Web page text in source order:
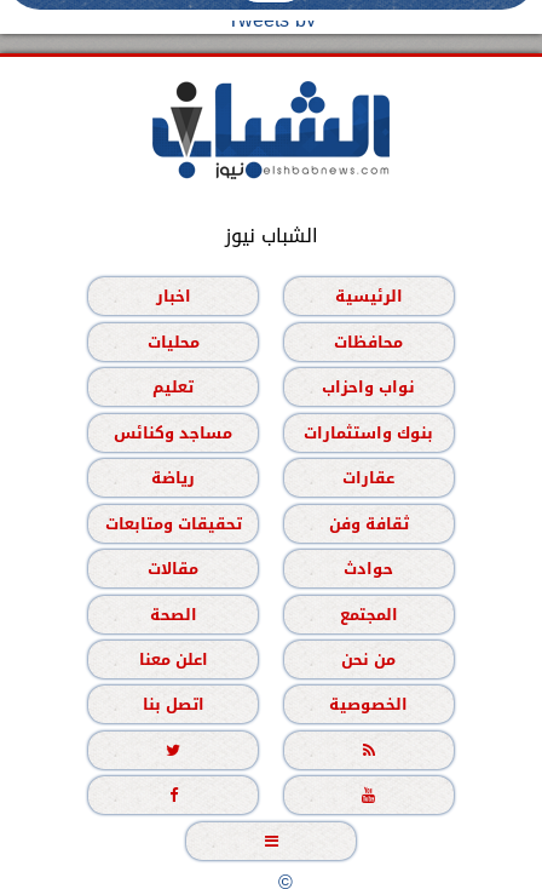
Tweets by
الشباب نيوز
الرئيسية
اخبار
محافظات
محليات
نواب واحزاب
تعليم
بنوك واستثمارات
مساجد وكنائس
عقارات
رياضة
ثقافة وفن
تحقيقات ومتابعات
حوادث
مقالات
المجتمع
الصحة
من نحن
اعلن معنا
الخصوصية
اتصل بنا




